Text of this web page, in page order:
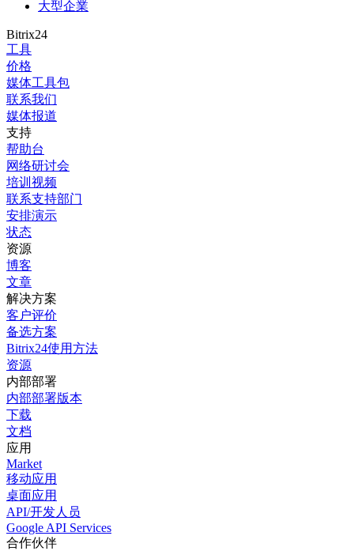
大型企業
Bitrix24
工具
价格
媒体工具包
联系我们
媒体报道
支持
帮助台
网络研讨会
培训视频
联系支持部门
安排演示
状态
资源
博客
文章
解决方案
客户评价
备选方案
Bitrix24使用方法
资源
内部部署
内部部署版本
下载
文档
应用
Market
移动应用
桌面应用
API/开发人员
Google API Services
合作伙伴